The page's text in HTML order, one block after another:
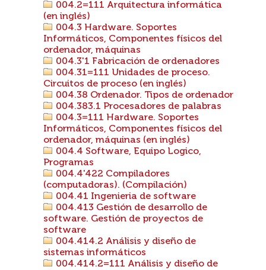
004.2=111 Arquitectura informática
(en inglés)
004.3 Hardware. Soportes
Informáticos, Componentes físicos del
ordenador, máquinas
004.3'1 Fabricación de ordenadores
004.31=111 Unidades de proceso.
Circuitos de proceso (en inglés)
004.38 Ordenador. Tipos de ordenador
004.383.1 Procesadores de palabras
004.3=111 Hardware. Soportes
Informáticos, Componentes físicos del
ordenador, máquinas (en inglés)
004.4 Software, Equipo Logico,
Programas
004.4'422 Compiladores
(computadoras). (Compilación)
004.41 Ingenieria de software
004.413 Gestión de desarrollo de
software. Gestión de proyectos de
software
004.414.2 Análisis y diseño de
sistemas informáticos
004.414.2=111 Análisis y diseño de